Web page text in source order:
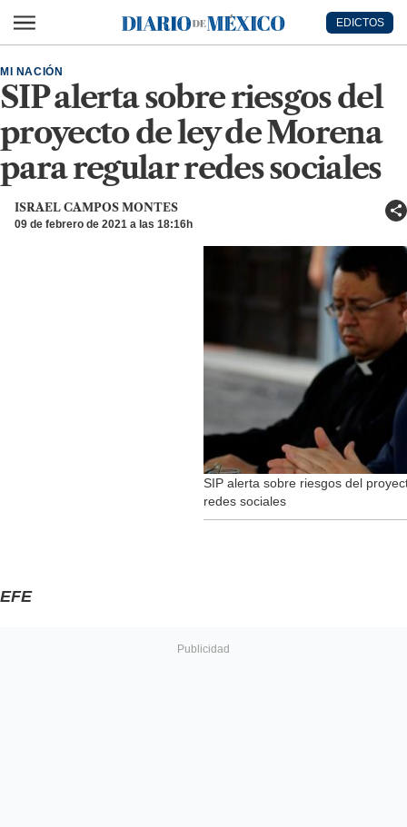
Diario de México
EDICTOS
SIP alerta sobre riesgos del
proyecto de ley de Morena
para regular redes sociales
MI NACIÓN
ISRAEL CAMPOS MONTES
09 de febrero de 2021 a las 18:16h
SIP alerta sobre riesgos del
redes sociales
EFE